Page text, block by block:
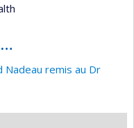
Nadeau remis au Dr